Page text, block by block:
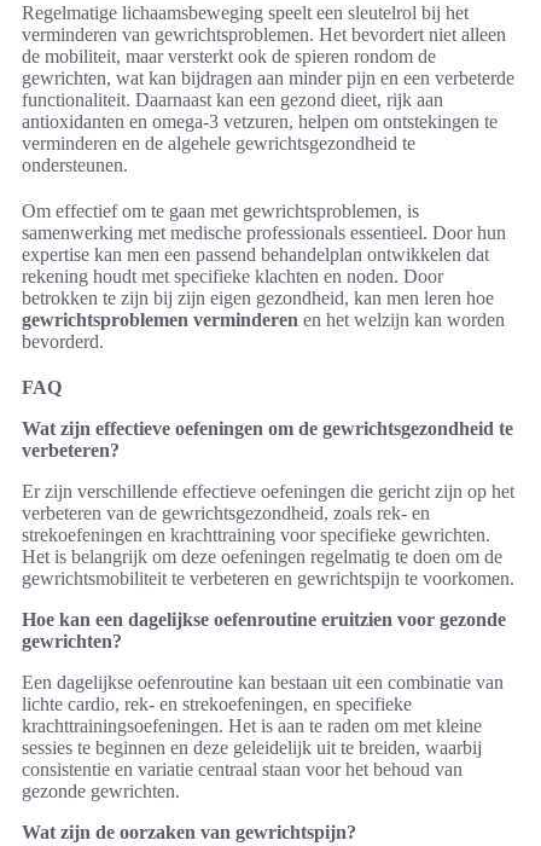
Regelmatige lichaamsbeweging speelt een sleutelrol bij het
verminderen van gewrichtsproblemen. Het bevordert niet alleen
de mobiliteit, maar versterkt ook de spieren rondom de
gewrichten, wat kan bijdragen aan minder pijn en een verbeterde
functionaliteit. Daarnaast kan een gezond dieet, rijk aan
antioxidanten en omega-3 vetzuren, helpen om ontstekingen te
verminderen en de algehele gewrichtsgezondheid te
ondersteunen.
Om effectief om te gaan met gewrichtsproblemen, is
samenwerking met medische professionals essentieel. Door hun
expertise kan men een passend behandelplan ontwikkelen dat
rekening houdt met specifieke klachten en noden. Door
betrokken te zijn bij zijn eigen gezondheid, kan men leren hoe
gewrichtsproblemen verminderen en het welzijn kan worden
bevorderd.
FAQ
Wat zijn effectieve oefeningen om de gewrichtsgezondheid te
verbeteren?
Er zijn verschillende effectieve oefeningen die gericht zijn op het
verbeteren van de gewrichtsgezondheid, zoals rek- en
strekoefeningen en krachttraining voor specifieke gewrichten.
Het is belangrijk om deze oefeningen regelmatig te doen om de
gewrichtsmobiliteit te verbeteren en gewrichtspijn te voorkomen.
Hoe kan een dagelijkse oefenroutine eruitzien voor gezonde
gewrichten?
Een dagelijkse oefenroutine kan bestaan uit een combinatie van
lichte cardio, rek- en strekoefeningen, en specifieke
krachttrainingsoefeningen. Het is aan te raden om met kleine
sessies te beginnen en deze geleidelijk uit te breiden, waarbij
consistentie en variatie centraal staan voor het behoud van
gezonde gewrichten.
Wat zijn de oorzaken van gewrichtspijn?